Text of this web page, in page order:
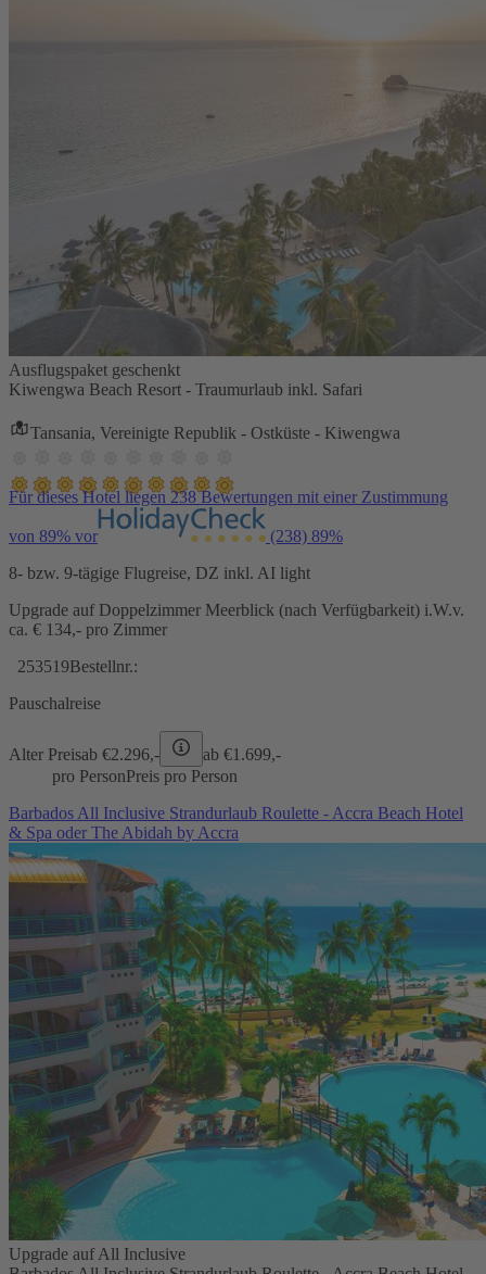
Ausflugspaket geschenkt
Kiwengwa Beach Resort - Traumurlaub inkl. Safari
Tansania, Vereinigte Republik - Ostküste - Kiwengwa
Für dieses Hotel liegen 238 Bewertungen mit einer Zustimmung
von 89% vor (238) 89%
8- bzw. 9-tägige Flugreise, DZ inkl. AI light
Upgrade auf Doppelzimmer Meerblick (nach Verfügbarkeit) i.W.v.
ca. € 134,- pro Zimmer
253519Bestellnr.:
Pauschalreise
Alter Preisab €2.296,- ab €1.699,-
pro PersonPreis pro Person
Barbados All Inclusive Strandurlaub Roulette - Accra Beach Hotel
& Spa oder The Abidah by Accra
Upgrade auf All Inclusive